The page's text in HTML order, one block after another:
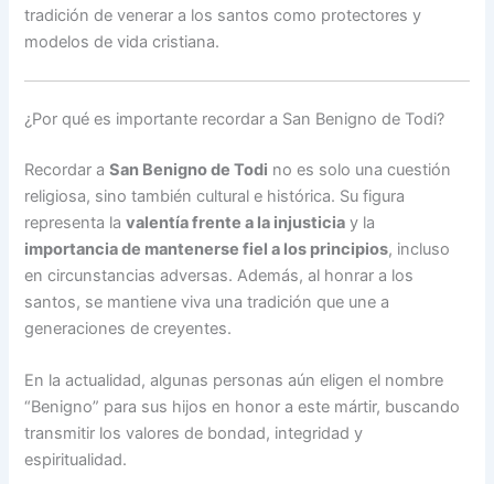
tradición de venerar a los santos como protectores y
modelos de vida cristiana.
¿Por qué es importante recordar a San Benigno de Todi?
Recordar aSan Benigno de Todi no es solo una cuestión
religiosa, sino también cultural e histórica. Su figura
representa lavalentía frente a la injusticia y la
importancia de mantenerse fiel a los principios, incluso
en circunstancias adversas. Además, al honrar a los
santos, se mantiene viva una tradición que une a
generaciones de creyentes.
En la actualidad, algunas personas aún eligen el nombre
“Benigno” para sus hijos en honor a este mártir, buscando
transmitir los valores de bondad, integridad y
espiritualidad.